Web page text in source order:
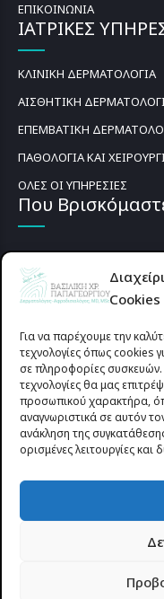
Cookies
Για να παρέχουμε την
τεχνολογίες όπως cookies
σε πληροφορίες συσκευών.
τεχνολογίες θα μας
προσωπικού χαρακτήρα,
αναγνωριστικά σε αυτόν
ανάκληση της
ορισμένες λειτουργίες και
ΕΠΙΚΟΙΝΩΝΙΑ
ΙΑΤΡΙΚΕΣ
ΚΛΙΝΙΚΗ ΔΕΡΜΑΤΟΛΟΓΙΑ
ΑΙΣΘΗΤΙΚΗ
ΕΠΕΜΒΑΤΙΚΗ
ΠΑΘΟΛΟΓΙΑ ΚΑΙ
ΟΛΕΣ ΟΙ ΥΠΗΡΕΣΙΕΣ
Που
Προυσιωτίσσης 27 &